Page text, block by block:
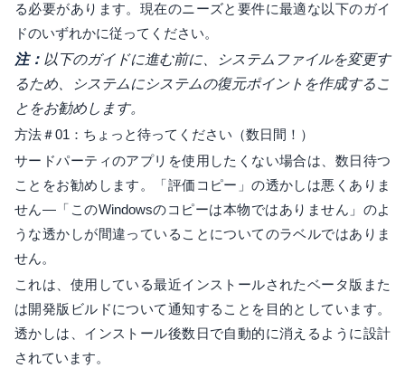
る必要があります。現在のニーズと要件に最適な以下のガイ
ドのいずれかに従ってください。
注： 以下のガイドに進む前に、システムファイルを変更す
るため、システムにシステムの復元ポイントを作成するこ
とをお勧めします。
方法＃01：ちょっと待ってください（数日間！）
サードパーティのアプリを使用したくない場合は、数日待つ
ことをお勧めします。「評価コピー」の透かしは悪くありま
せん—「このWindowsのコピーは本物ではありません」のよ
うな透かしが間違っていることについてのラベルではありま
せん。
これは、使用している最近インストールされたベータ版また
は開発版ビルドについて通知することを目的としています。
透かしは、インストール後数日で自動的に消えるように設計
されています。